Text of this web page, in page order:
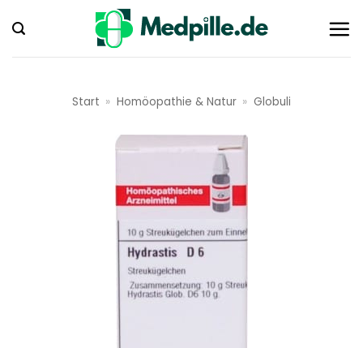
Inhalt
springen
Start » Homöopathie & Natur » Globuli